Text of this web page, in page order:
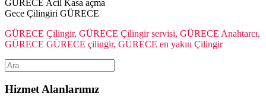
GÜRECE Acil Kasa açma
Gece Çilingiri GÜRECE
GÜRECE Çilingir, GÜRECE Çilingir servisi, GÜRECE Anahtarcı,
GÜRECE GÜRECE çilingir, GÜRECE en yakın Çilingir
Hizmet Alanlarımız